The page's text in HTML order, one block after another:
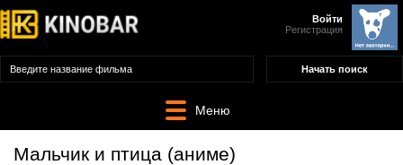
Войти
Регистрация
Меню
Мальчик и птица (аниме)